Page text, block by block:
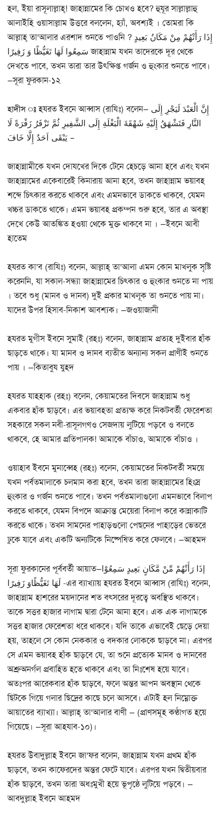
হল, ইয়া রাসূলাল্লাহ্! জাহান্নামের কি চোখও হবে? হুযূর সাল্লাল্লাহু
আলাইহি ওয়াসাল্লাম উত্তরে বললেন, হ্যাঁ, অবশ্যই । তোমরা কি
আল্লাহ্ তা’আলার এরশাদ শুনতে পাওনি ? إِذَا رَأَتْهُمْ مِنْ مَكَانُ بَعِيدٍ
سَمِعُوا لَهَا تَغَيُّظًا وَ زَفِيرًا জাহান্নাম যখন তাদেরকে দূর থেকে
দেখতে পাবে, তখন তারা তার উৎক্ষিপ্ত গর্জন ও হুংকার শুনতে পাবে।
—সূরা ফুরকান-১২
হাদীস ঃহযরত ইবনে আব্বাস (রাযিঃ) বলেন— إِنَّ الْعَبْدَ لَيَجْرِ إِلَى
النَّارِ فَتَشْهَقُ إِلَيْهِ شَهْقَةَ الْبَغْلَةِ إِلَى الشَّفِيرِ ثُمَّ تَزْفَرُ زَفْرَةً لَا
يَبْقَى اَحَدٌ إِلَّا خَافَ –
জাহান্নামীকে যখন দোযখের দিকে টেনে হেচড়ে আনা হবে এবং যখন
জাহান্নামের একেবারেই কিনারায় আনা হবে, তখন জাহান্নাম ভয়াবহ
শব্দে চিৎকার করতে থাকবে এবং এমনভাবে ডাকতে থাকবে, যেমন
খচ্চর ডাকতে থাকে। এমন ভয়াবহ প্রকম্পন শুরু হবে, তার এ অবস্থা
দেখে কেউ আতঙ্কিত হওয়া থেকে মুক্ত থাকবে না । —ইবনে আবী
হাতেম
হযরত কা’ব (রাযিঃ) বলেন, আল্লাহ্ তা’আলা এমন কোন মাখলুক সৃষ্টি
করেননি, যা সকাল-সন্ধ্যা জাহান্নামের চিৎকার ও হুংকার শুনতে না পায়
। তবে শুধু (মানব ও দানব) দুই প্রকার মাখলূক তা শুনতে পায় না।
যাদের উপর হিসাব-নিকাশ আবশ্যক। —জওয়াজানী
হযরত মুগীস ইবনে সুমাই (রহঃ) বলেন, জাহান্নাম প্রত্যহ দুইবার হাঁক
ছাড়তে থাকে। যা মানব ও দানব ব্যতীত অন্যান্য সকল প্রাণীই শুনতে
পায় । —কিতাবুয যুহদ
হযরত যাহ্হাক (রহঃ) বলেন, কেয়ামতের দিবসে জাহান্নাম শুধু
একবার হাঁক ছাড়বে। এর ভয়াবহতা প্রত্যক্ষ করে নিকটবর্তী ফেরেশতা
সহকারে সকল নবী-রাসূলগণও সেজদায় লুটিয়ে পড়বে ও বলতে
থাকবে, হে আমার প্রতিপালক! আমাকে বাঁচাও, আমাকে বাঁচাও ।
ওয়াহাব ইবনে মুনাব্বেহ (রহঃ) বলেন, কেয়ামতের নিকটবর্তী সময়ে
যখন পর্বতমালাকে চলমান করা হবে, তখন তারা জাহান্নামের হিংস্র
হুংকার ও গর্জন শুনতে পাবে। তখন পর্বতমালাগুলো এমনভাবে বিলাপ
করতে থাকবে, যেমন বিপদে আক্রান্ত মেয়েরা বিলাপ করে কান্নাকাটি
করতে থাকে। তখন সামনের পাহাড়গুলো পেছনের পাহাড়ের ভেতরে
ঢুকে যাবে এবং একটি অন্যটিকে নিষ্পেষিত করে ফেলবে। —আহমদ
সূরা ফুরকানের পূর্ববর্তী আয়াত—إذَا رَأَتْهُمْ مِّنْ مَّكَانٍ بَعِيدٍ سَمِعُوْا
لَهَا تَغَيُّظًاوَ زَفِيرًا -এর ব্যাখ্যায় হযরত ইবনে আব্বাস (রাযিঃ) বলেন,
জাহান্নাম হাশরের ময়দানের শত বৎসরের দূরত্বে অবস্থিত থাকবে।
তাকে সত্তর হাজার লাগাম দ্বারা টেনে আনা হবে। এক এক লাগামকে
সত্তর হাজার ফেরেশতা ধরে থাকবে। যদি তাকে এভাবেই ছেড়ে দেয়া
হয়, তাহলে সে কোন নেককার ও বদকার লোককে ছাড়বে না। এরপর
সে এমন ভয়াবহ হাঁক ছাড়বে যে, তা শুনে প্রত্যেক মানব ও দানবের
অশ্রুঅনর্গল প্রবাহিত হতে থাকবে এবং তা নিঃশেষ হয়ে যাবে।
অতঃপর আরেকবার হাঁক ছাড়বে, ফলে অন্তর আপন অবস্থান থেকে
ছিটকে গিয়ে গলার ছিদ্রের কাছে চলে আসবে। এটাই হল নিম্নোক্ত
আয়াতের ব্যাখ্যা। আল্লাহ্ তা’আলার বাণী — (প্রাণসমূহ কণ্ঠাগত হয়ে
গিয়েছে। —সূরা আহযাব-১০)।
হযরত উবাদুল্লাহ ইবনে জা’ফর বলেন, জাহান্নাম যখন প্রথম হাঁক
ছাড়বে, তখন কাফেরদের অন্তর ফেটে যাবে। এরপর যখন দ্বিতীয়বার
হাঁক ছাড়বে, তখন তারা অধঃমুখী হয়ে ভূপৃষ্ঠে লুটিয়ে পড়বে। —
আবদুল্লাহ ইবনে আহমদ